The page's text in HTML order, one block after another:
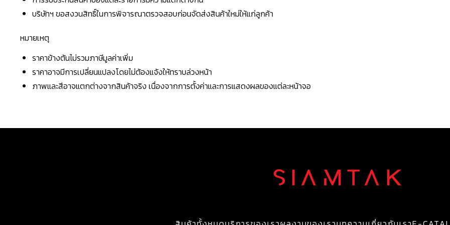
บริษัทฯ ขอสงวนสิทธิ์ในการพิจารณาตรวจสอบก่อนจัดส่งสินค้าใหม่ให้แก่ลูกค้า
หมายเหตุ
ราคาข้างต้นไม่รวมภาษีมูลค่าเพิ่ม
ราคาอาจมีการเปลี่ยนแปลงโดยไม่ต้องแจ้งให้ทราบล่วงหน้า
ภาพและสีอาจแตกต่างจากสินค้าจริง เนื่องจากการตั้งค่าและการแสดงผลของแต่ละหน้าจอ